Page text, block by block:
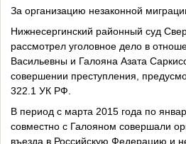
За организацию незаконной
Нижнесергинский районный суд
рассмотрел уголовное дело в
Васильевны и Галояна Азата
совершении преступления,
322.1 УК РФ.
В период с марта 2015 года по
совместно с Галояном совершали
въезда в Российскую Федерацию и